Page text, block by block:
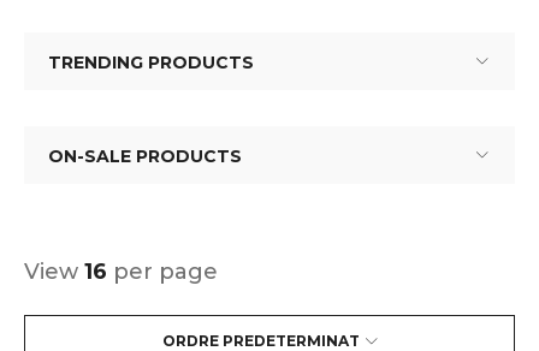
TRENDING PRODUCTS
ON-SALE PRODUCTS
ORDRE PREDETERMINAT
View 16 per page